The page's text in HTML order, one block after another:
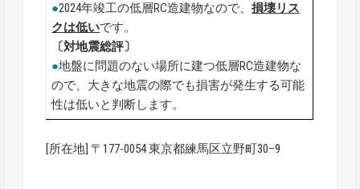
●2024年竣工の低層RC造建物なので、損壊リス
クは低いです。
〔対地震総評〕
●地盤に問題のない場所に建つ低層RC造建物な
ので、大きな地震の際でも損害が発生する可能
性は低いと判断します。
[所在地] 〒177-0054 東京都練馬区立野町30ｰ9